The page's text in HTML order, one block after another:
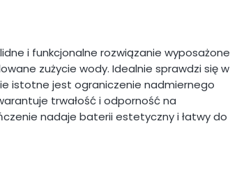
i funkcjonalne rozwiązanie wyposażone
zużycie wody. Idealnie sprawdzi się w
istotne jest ograniczenie nadmiernego
trwałość i odporność na
nadaje baterii estetyczny i łatwy do